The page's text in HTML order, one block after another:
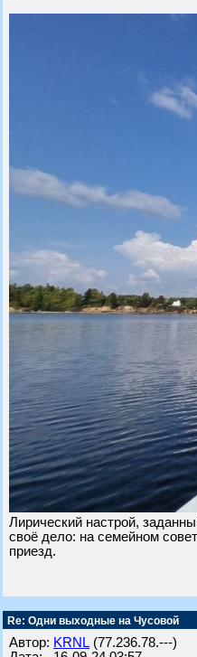
Лирический настрой,
своё дело: на семейном
приезд.
Re: Одни выходные на Чусовой
Автор: KRNL (77.236.78.---)